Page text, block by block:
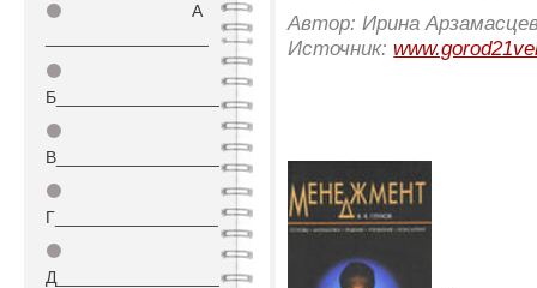
⚫
А
⚫
Б_________________
⚫
В_________________
⚫
Г_________________
⚫
Д_________________
Автор: Ирина
Источник: